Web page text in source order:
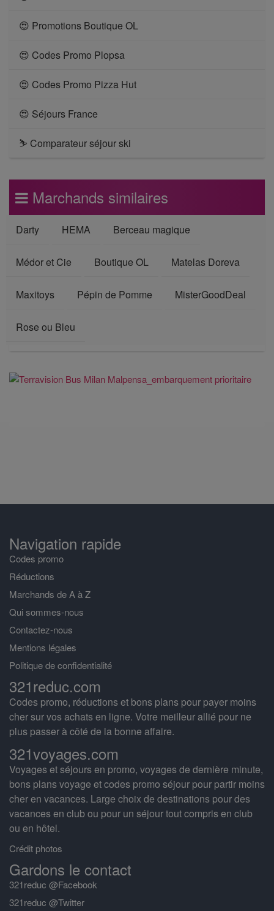
😍 Promotions Boutique OL
😍 Codes Promo Plopsa
😍 Codes Promo Pizza Hut
😍 Séjours France
⛷ Comparateur séjour ski
Marchands similaires
Darty HEMA Berceau magique
Médor et Cie Boutique OL Matelas Doreva
Maxitoys Pépin de Pomme MisterGoodDeal
Rose ou Bleu
Navigation rapide
Codes promo
Réductions
Marchands de A à Z
Qui sommes-nous
Contactez-nous
Mentions légales
Politique de confidentialité
321reduc.com
Codes promo, réductions et bons plans pour payer moins
cher sur vos achats en ligne. Votre meilleur allié pour ne
plus passer à côté de la bonne affaire.
321voyages.com
Voyages et séjours en promo, voyages de dernière minute,
bons plans voyage et codes promo séjour pour partir moins
cher en vacances. Large choix de destinations pour des
vacances en club ou pour un séjour tout compris en club
ou en hôtel.
Crédit photos
Gardons le contact
321reduc @Facebook
321reduc @Twitter